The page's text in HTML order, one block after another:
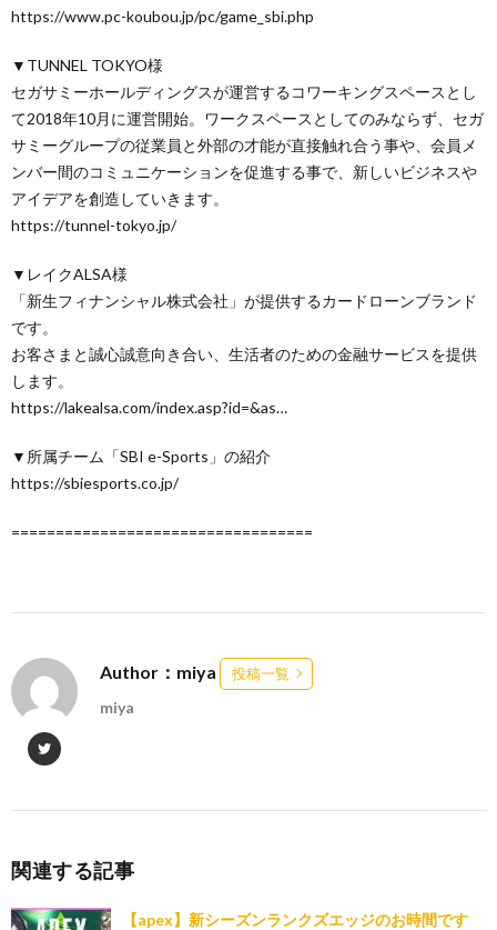
https://www.pc-koubou.jp/pc/game_sbi.php
▼TUNNEL TOKYO様
セガサミーホールディングスが運営するコワーキングスペースとし
て2018年10月に運営開始。ワークスペースとしてのみならず、セガ
サミーグループの従業員と外部の才能が直接触れ合う事や、会員メ
ンバー間のコミュニケーションを促進する事で、新しいビジネスや
アイデアを創造していきます。
https://tunnel-tokyo.jp/
▼レイクALSA様
「新生フィナンシャル株式会社」が提供するカードローンブランド
です。
お客さまと誠心誠意向き合い、生活者のための金融サービスを提供
します。
https://lakealsa.com/index.asp?id=&as…
▼所属チーム「SBI e-Sports」の紹介
https://sbiesports.co.jp/
==================================
Author：miya 投稿一覧
miya
関連する記事
【apex】新シーズンランクズエッジのお時間です